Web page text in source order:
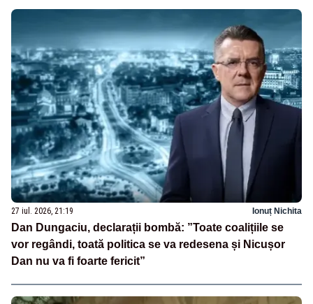
27 iul. 2026, 21:19 Ionuț Nichita
Dan Dungaciu, declarații bombă: ”Toate coalițiile se
vor regândi, toată politica se va redesena și Nicușor
Dan nu va fi foarte fericit”